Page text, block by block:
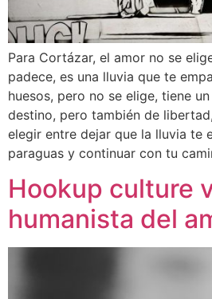
Para Cortázar, el amor no se
padece, es una lluvia que te
huesos, pero no se elige, tiene
destino, pero también de
elegir entre dejar que la lluvia te
paraguas y continuar con tu
Hookup culture
humanista del